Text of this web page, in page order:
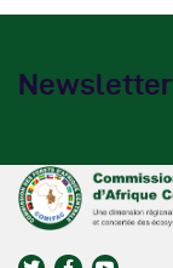
Newsletter